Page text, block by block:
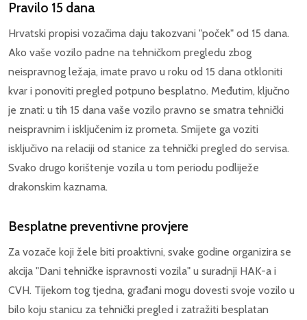
Pravilo 15 dana
Hrvatski propisi vozačima daju takozvani "poček" od 15 dana.
Ako vaše vozilo padne na tehničkom pregledu zbog
neispravnog ležaja, imate pravo u roku od 15 dana otkloniti
kvar i ponoviti pregled potpuno besplatno. Međutim, ključno
je znati: u tih 15 dana vaše vozilo pravno se smatra tehnički
neispravnim i isključenim iz prometa. Smijete ga voziti
isključivo na relaciji od stanice za tehnički pregled do servisa.
Svako drugo korištenje vozila u tom periodu podliježe
drakonskim kaznama.
Besplatne preventivne provjere
Za vozače koji žele biti proaktivni, svake godine organizira se
akcija "Dani tehničke ispravnosti vozila" u suradnji HAK-a i
CVH. Tijekom tog tjedna, građani mogu dovesti svoje vozilo u
bilo koju stanicu za tehnički pregled i zatražiti besplatan